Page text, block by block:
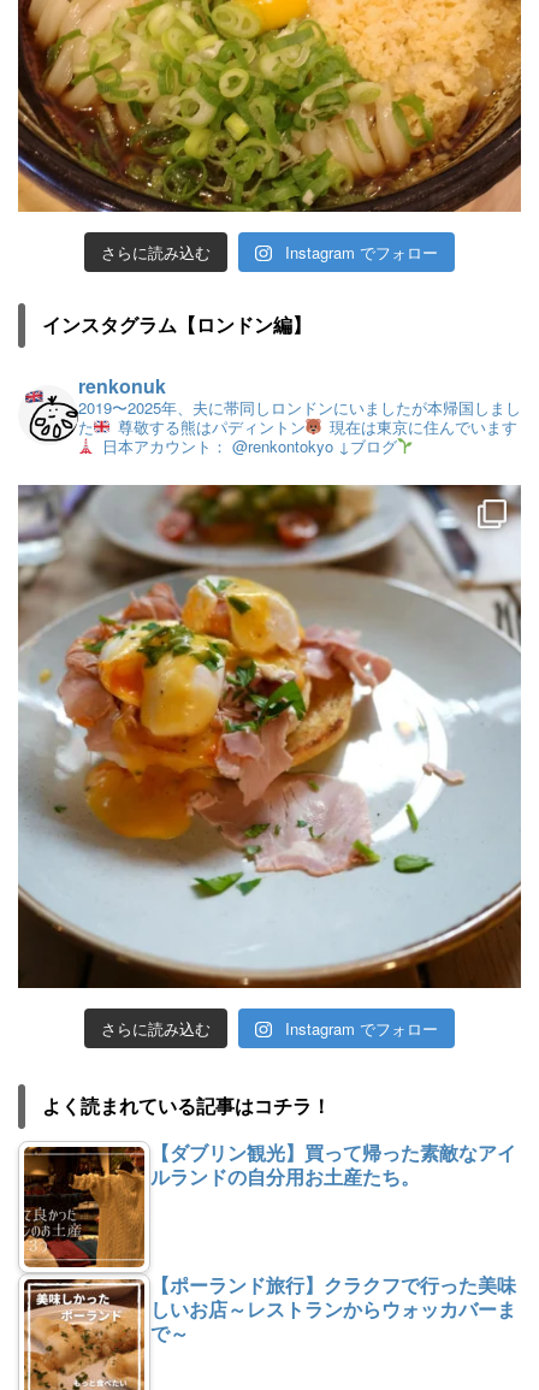
さらに読み込む Instagram でフォロー
インスタグラム【ロンドン編】
renkonuk
2019〜2025年、夫に帯同しロンドンにいましたが本帰国しまし
た
尊敬する熊はパディントン
現在は東京に住んでいます
日本アカウント： @renkontokyo ↓ブログ
さらに読み込む Instagram でフォロー
よく読まれている記事はコチラ！
【ダブリン観光】買って帰った素敵なアイ
ルランドの自分用お土産たち。
【ポーランド旅行】クラクフで行った美味
しいお店～レストランからウォッカバーま
で～